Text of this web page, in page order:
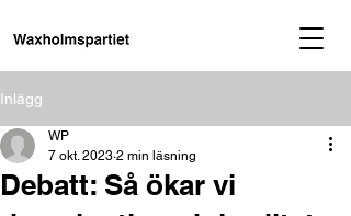
Inlägg
Debatt: Så ökar vi
WP
7 okt. 2023 2 min läsning